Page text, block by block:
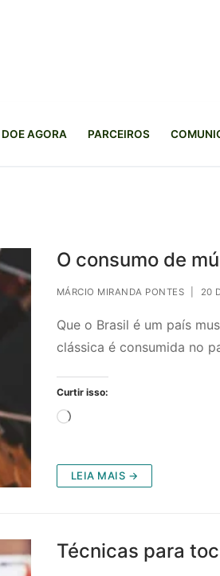
DOE AGORA PARCEIROS
O consumo de
MÁRCIO MIRANDA PONTES 20
Que o Brasil é um país
clássica é consumida no
Curtir isso:
Carregando...
LEIA MAIS →
Técnicas para